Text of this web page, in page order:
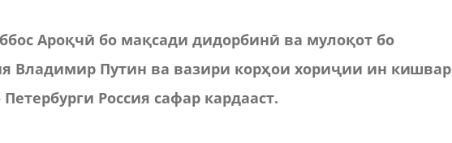
Ароқчӣ бо мақсади дидорбинӣ ва мулоқот бо
Владимир Путин ва вазири корҳои хориҷии ин кишвар
Россия сафар кардааст.